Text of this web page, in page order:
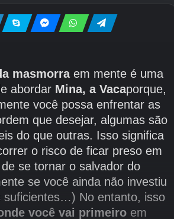
masmorraem mente é uma
abordar Mina, a Vacaporque,
você possa enfrentar as
que desejar, algumas são
do que outras. Isso significa
o risco de ficar preso em
se tornar o salvador do
se você ainda não investiu
suficientes…) No entanto, isso
você vai primeiroem